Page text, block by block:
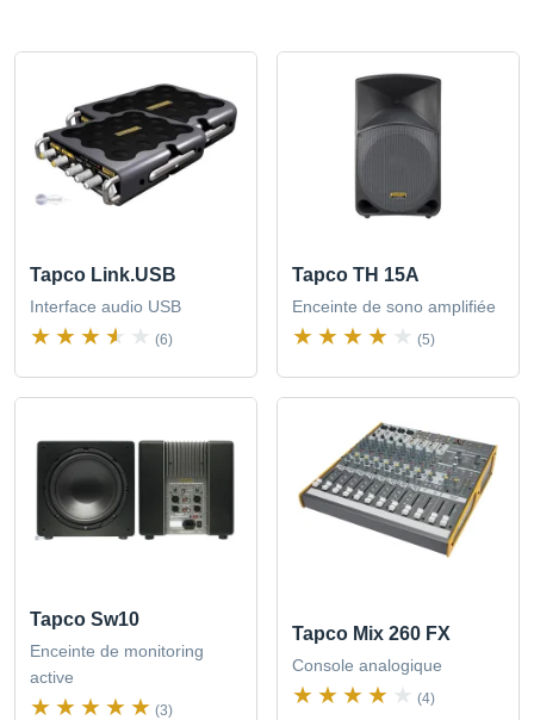
Tapco Link.USB
Interface audio USB
(6)
Tapco TH 15A
Enceinte de sono amplifiée
(5)
Tapco Sw10
Enceinte de monitoring
active
(3)
Tapco Mix 260 FX
Console analogique
(4)